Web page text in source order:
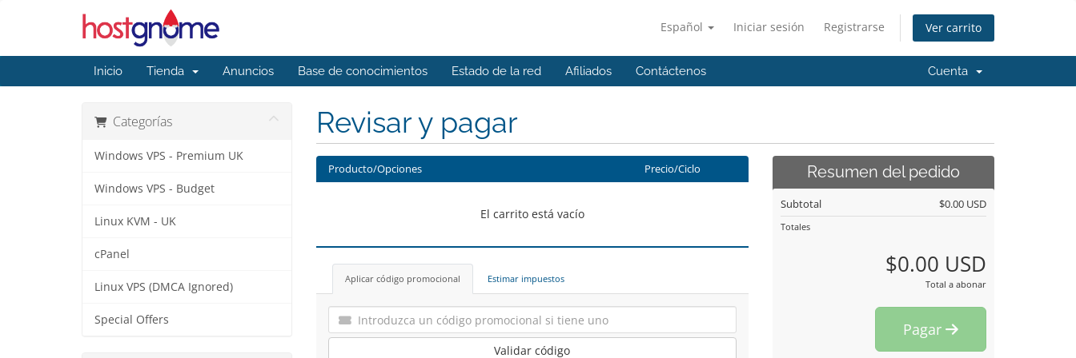
Español Iniciar sesión Registrarse Ver carrito
Inicio Tienda Anuncios Base de conocimientos Estado de la red Afiliados Contáctenos Cuenta
Categorías
Windows VPS - Premium UK
Windows VPS - Budget
Linux KVM - UK
cPanel
Linux VPS (DMCA Ignored)
Special Offers
Revisar y pagar
Producto/Opciones Precio/Ciclo
El carrito está vacío
Aplicar código promocional Estimar impuestos
Validar código
Resumen del pedido
Subtotal $0.00 USD
Totales
$0.00 USD
Total a abonar
Pagar